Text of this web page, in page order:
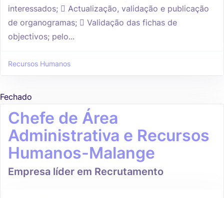
interessados;  Actualização, validação e publicação
de organogramas;  Validação das fichas de
objectivos; pelo...
Recursos Humanos
Fechado
Chefe de Área
Administrativa e Recursos
Humanos-Malange
Empresa líder em Recrutamento